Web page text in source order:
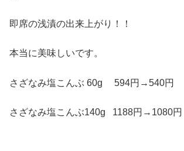
即席の浅漬の出来上がり！！
本当に美味しいです。
さざなみ塩こんぶ 60g 594円→540円
さざなみ塩こんぶ140g 1188円→1080円